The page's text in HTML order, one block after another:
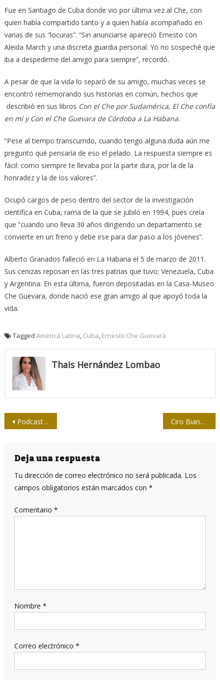
Fue en Santiago de Cuba donde vio por última vez al Che, con
quien había compartido tanto y a quien había acompañado en
varias de sus “locuras”. “Sin anunciarse apareció Ernesto con
Aleida March y una discreta guardia personal. Yo no sospeché que
iba a despedirme del amigo para siempre”, recordó.
A pesar de que la vida lo separó de su amigo, muchas veces se
encontró rememorando sus historias en común, hechos que
describió en sus libros Con el Che por Sudamérica, El Che confía
en mí y Con el Che Guevara de Córdoba a La Habana.
“Pese al tiempo transcurrido, cuando tengo alguna duda aún me
pregunto qué pensaría de eso el pelado. La respuesta siempre es
fácil: como siempre te llevaba por la parte dura, por la de la
honradez y la de los valores”.
Ocupó cargos de peso dentro del sector de la investigación
científica en Cuba, rama de la que se jubiló en 1994, pues creía
que “cuando uno lleva 30 años dirigiendo un departamento se
convierte en un freno y debe irse para dar paso a los jóvenes”.
Alberto Granados falleció en La Habana el 5 de marzo de 2011.
Sus cenizas reposan en las tres patrias que tuvo; Venezuela, Cuba
y Argentina. En esta última, fueron depositadas en la Casa-Museo
Che Guevara, donde nació ese gran amigo al que apoyó toda la
vida.
Tagged América Latina, Cuba, Ernesto Che Guevara
Thais Hernández Lombao
Navegación
entradas
Podcast “Mujeres al Sur” publica segundo episodio Ciro Bianchi y su obsesión por La Habana
Deja una respuesta
Tu dirección de correo electrónico no será publicada. Los
campos obligatorios están marcados con *
Comentario *
Nombre *
Correo electrónico *